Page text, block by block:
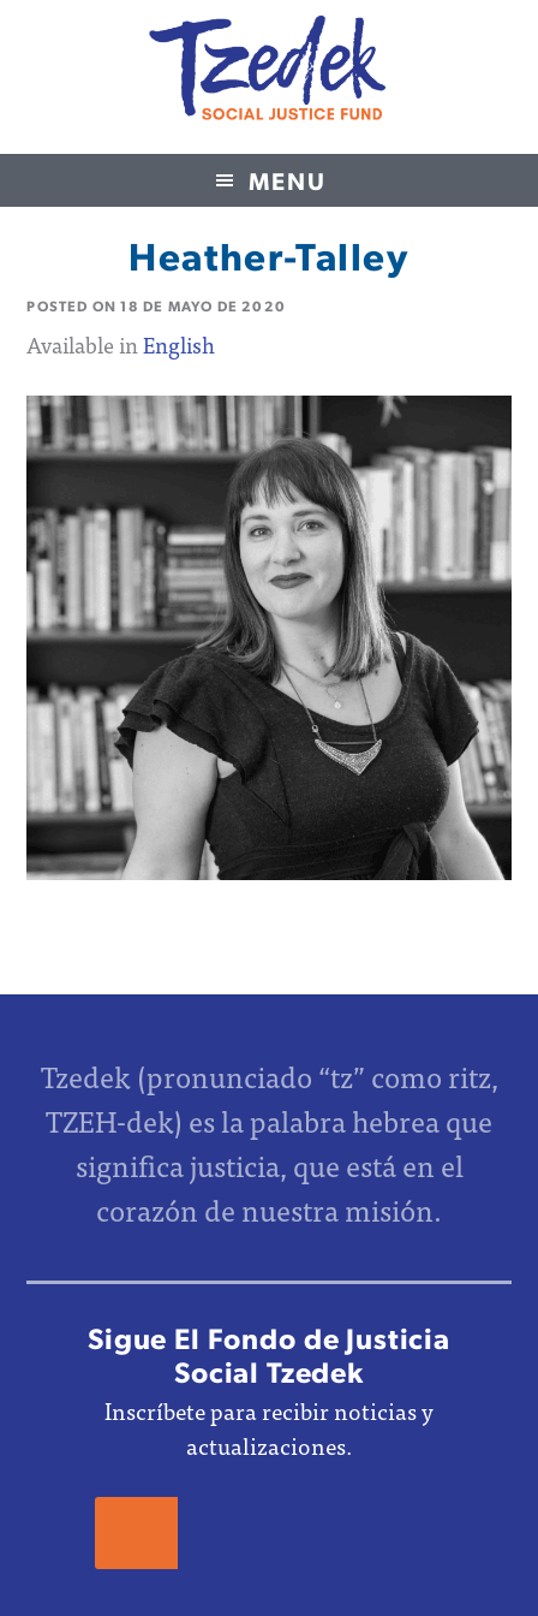
MENU
Tzedek Social Justice Fund
Heather-Talley
POSTED ON18 DE MAYO DE 2020
Available inEnglish
Tzedek (pronunciado “tz” como ritz,
TZEH-dek) es la palabra hebrea que
significa justicia, que está en el
corazón de nuestra misión.
Sigue El Fondo de Justicia
Social Tzedek
Inscríbete para recibir noticias y
actualizaciones.